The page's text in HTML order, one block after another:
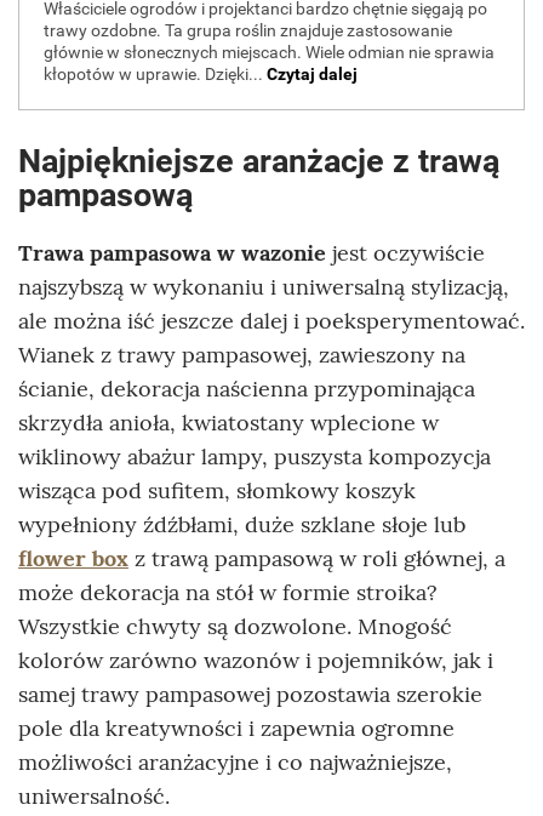
Najpiękniejsze aranżacje z trawą
pampasową
Trawa pampasowa w wazonie jest oczywiście
najszybszą w wykonaniu i uniwersalną stylizacją,
ale można iść jeszcze dalej i poeksperymentować.
Wianek z trawy pampasowej, zawieszony na
ścianie, dekoracja naścienna przypominająca
skrzydła anioła, kwiatostany wplecione w
wiklinowy abażur lampy, puszysta kompozycja
wisząca pod sufitem, słomkowy koszyk
wypełniony źdźbłami, duże szklane słoje lub
flower box z trawą pampasową w roli głównej, a
może dekoracja na stół w formie stroika?
Wszystkie chwyty są dozwolone. Mnogość
kolorów zarówno wazonów i pojemników, jak i
samej trawy pampasowej pozostawia szerokie
pole dla kreatywności i zapewnia ogromne
możliwości aranżacyjne i co najważniejsze,
uniwersalność.